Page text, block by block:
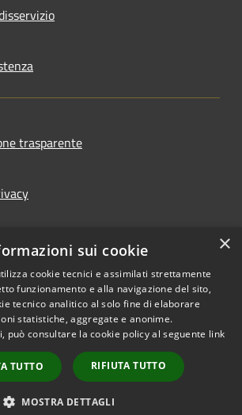
trasparente
accessibilità
Copyright © 2026 • Comune di
Senna Lodigiana • Powered by
Municipium•
Accesso
redazione
×
sui cookie
cookie tecnici e assimilati strettamente
funzionamento e alla navigazione del sito,
tecnico analitico al solo fine di elaborare
statistiche, aggregate e anonime.
può consultare la cookie policy al seguente link
TUTTO RIFIUTA TUTTO
MOSTRA DETTAGLI